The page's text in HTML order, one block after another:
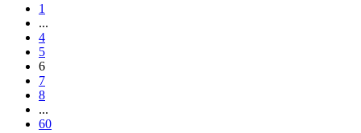
1
...
4
5
6
7
8
...
60